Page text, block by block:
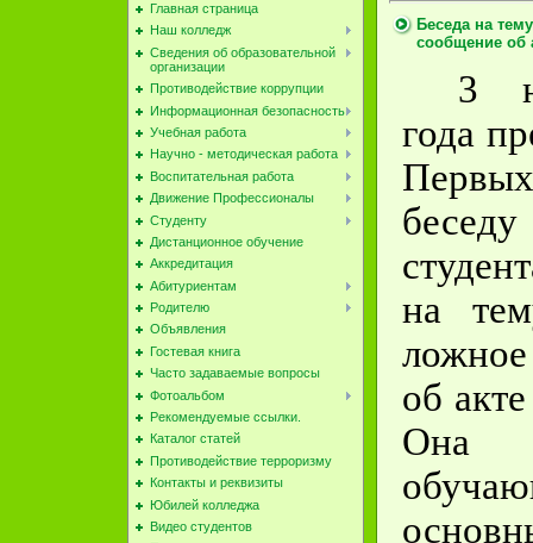
Главная страница
Наш колледж
Сведения об образовательной
организации
Противодействие коррупции
Информационная безопасность
Учебная работа
Научно - методическая работа
Воспитательная работа
Движение Профессионалы
Студенту
Дистанционное обучение
Аккредитация
Абитуриентам
Родителю
Объявления
Гостевая книга
Часто задаваемые вопросы
Фотоальбом
Рекомендуемые ссылки.
Каталог статей
Противодействие терроризму
Контакты и реквизиты
Юбилей колледжа
Видео студентов
Беседа на
сообщение об
3
года
на
об
Она